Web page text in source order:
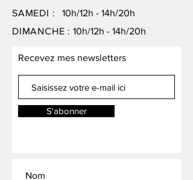
SAMEDI : 10h/12h - 14h/20h
DIMANCHE : 10h/12h - 14h/20h
Recevez mes newsletters
S'abonner